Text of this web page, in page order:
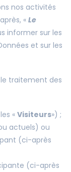
nos activités
« Le
informer sur les
et sur les
traitement des
« Visiteurs») ;
actuels) ou
(ci-après
(ci-après